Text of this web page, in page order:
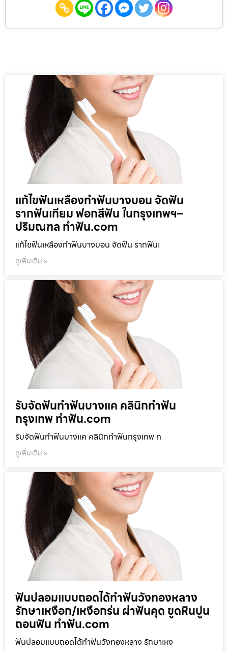
แก้ไขฟันเหลืองทำฟันบางบอน จัดฟัน
รากฟันเทียม ฟอกสีฟัน ในกรุงเทพฯ–
ปริมณฑล ทำฟัน.com
แก้ไขฟันเหลืองทำฟันบางบอน จัดฟัน รากฟันเ
ดูเพิ่มเติม »
รับจัดฟันทำฟันบางแค คลินิกทำฟัน
กรุงเทพ ทำฟัน.com
รับจัดฟันทำฟันบางแค คลินิกทำฟันกรุงเทพ ท
ดูเพิ่มเติม »
ฟันปลอมแบบถอดได้ทำฟันวังทองหลาง
รักษาเหงือก/เหงือกร่น ผ่าฟันคุด ขูดหินปูน
ถอนฟัน ทำฟัน.com
ฟันปลอมแบบถอดได้ทำฟันวังทองหลาง รักษาเหง